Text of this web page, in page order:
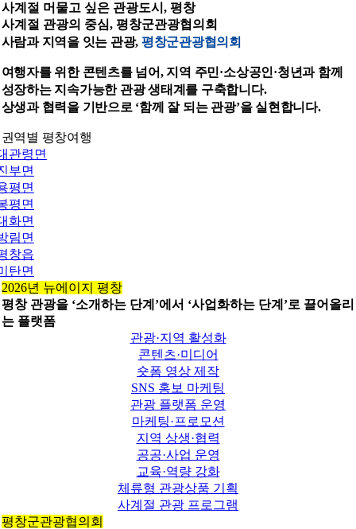
사계절 머물고 싶은 관광도시, 평창
사계절 관광의 중심, 평창군관광협의회
사람과 지역을 잇는 관광, 평창군관광협의회
여행자를 위한 콘텐츠를 넘어, 지역 주민·소상공인·청년과 함께
성장하는 지속가능한 관광 생태계를 구축합니다.
상생과 협력을 기반으로 ‘함께 잘 되는 관광’을 실현합니다.
권역별 평창여행
관령면
부면
평면
평면
화면
림면
창읍
탄면
2026년 뉴에이지 평창
평창 관광을 ‘소개하는 단계’에서 ‘사업화하는 단계’로 끌어올리
는 플랫폼
관광·지역 활성화
콘텐츠·미디어
숏폼 영상 제작
SNS 홍보 마케팅
관광 플랫폼 운영
마케팅·프로모션
지역 상생·협력
공공·사업 운영
교육·역량 강화
체류형 관광상품 기획
사계절 관광 프로그램
평창군관광협의회